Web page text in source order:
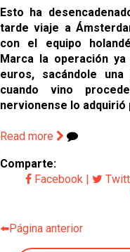
Esto ha
tarde viaje a
con el equipo
Marca la operación
euros, sacándole
cuando vino
nervionense lo adquirió
Read more
Comparte:
Facebook |
⬅️Página anterior